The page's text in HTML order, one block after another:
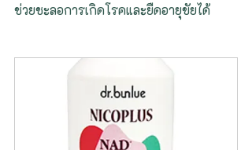
ช่วยชะลอการเกิดโรคและยืดอายุขัยได้